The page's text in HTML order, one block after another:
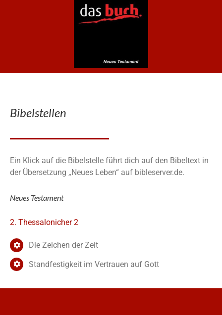
Bibelstellen
Ein Klick auf die Bibelstelle führt dich auf den Bibeltext in
der Übersetzung „Neues Leben“ auf bibleserver.de.
Neues Testament
2. Thessalonicher 2
Die Zeichen der Zeit
Standfestigkeit im Vertrauen auf Gott